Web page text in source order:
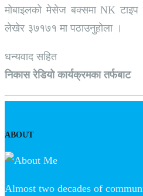
मोबाइलको मेसेज बक्समा NK टाइप
लेखेर ३७१७१ मा पठाउनुहोला ।
धन्यवाद सहित
निकास रेडियो कार्यक्रमका तर्फबाट
ABOUT
Almost two decades of